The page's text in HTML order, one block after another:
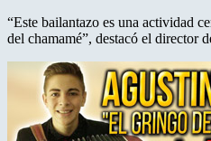
“Este bailantazo es una actividad
del chamamé”, destacó el director